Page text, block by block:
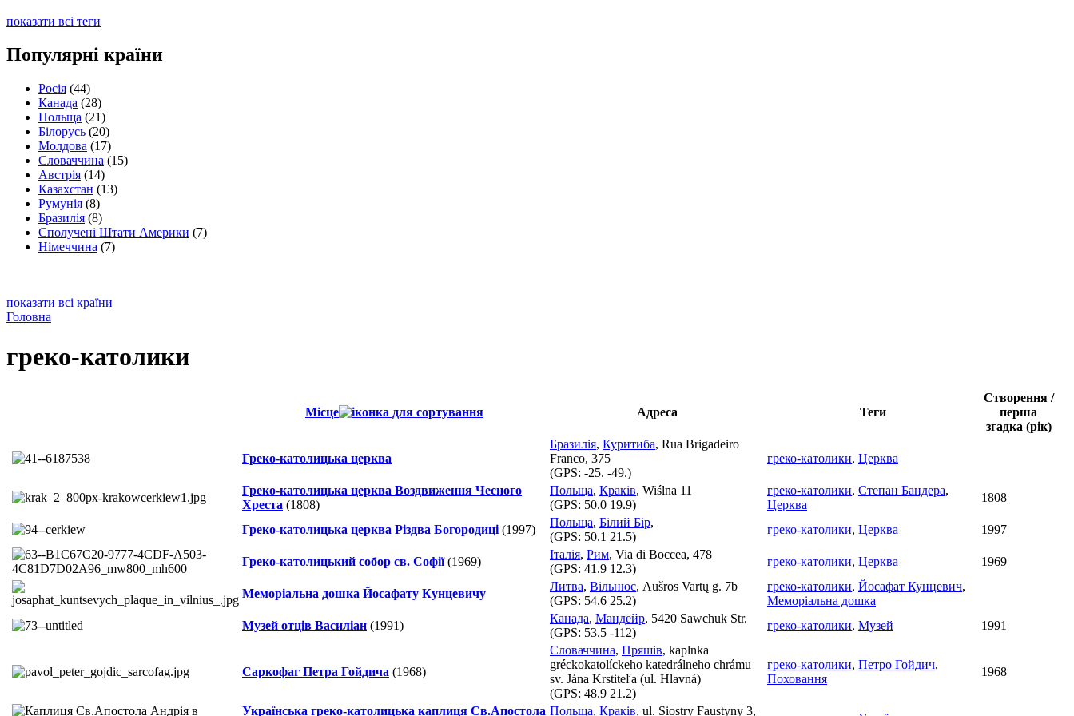
показати всі теги
Популярні країни
Росія (44)
Канада (28)
Польща (21)
Білорусь (20)
Молдова (17)
Словаччина (15)
Австрія (14)
Казахстан (13)
Румунія (8)
Бразилія (8)
Сполучені Штати Америки (7)
Німеччина (7)
показати всі країни
Головна
греко-католики
Місце Адреса Теги
Створення /
перша
згадка (рік)
Греко-католицька церква
Бразилія, Куритиба, Rua Brigadeiro
Franco, 375
(GPS: -25. -49.)
греко-католики, Церква
Греко-католицька церква Воздвиження Чесного
Хреста (1808)
Польща, Краків, Wiślna 11
(GPS: 50.0 19.9)
греко-католики, Степан Бандера,
Церква
1808
Греко-католицька церква Різдва Богородиці (1997)
Польща, Білий Бір,
(GPS: 50.1 21.5)
греко-католики, Церква 1997
Греко-католицький собор св. Софії(1969)
Італія, Рим, Via di Boccea, 478
(GPS: 41.9 12.3)
греко-католики, Церква 1969
Меморіальна дошка Йосафату Кунцевичу
Литва, Вільнюс, Aušros Vartų g. 7b
(GPS: 54.6 25.2)
греко-католики, Йосафат Кунцевич,
Меморіальна дошка
Музей отців Василіан (1991)
Канада, Мандейр, 5420 Sawchuk Str.
(GPS: 53.5 -112)
греко-католики, Музей 1991
Саркофаг Петра Гойдича (1968)
Словаччина, Пряшів, kaplnka
gréckokatolíckeho katedrálneho chrámu
sv. Jána Krstiteľa (ul. Hlavná)
(GPS: 48.9 21.2)
греко-католики, Петро Гойдич,
Поховання
1968
Українська греко-католицька каплиця Св.Апостола Польща, Краків, ul. Siostry Faustyny 3,